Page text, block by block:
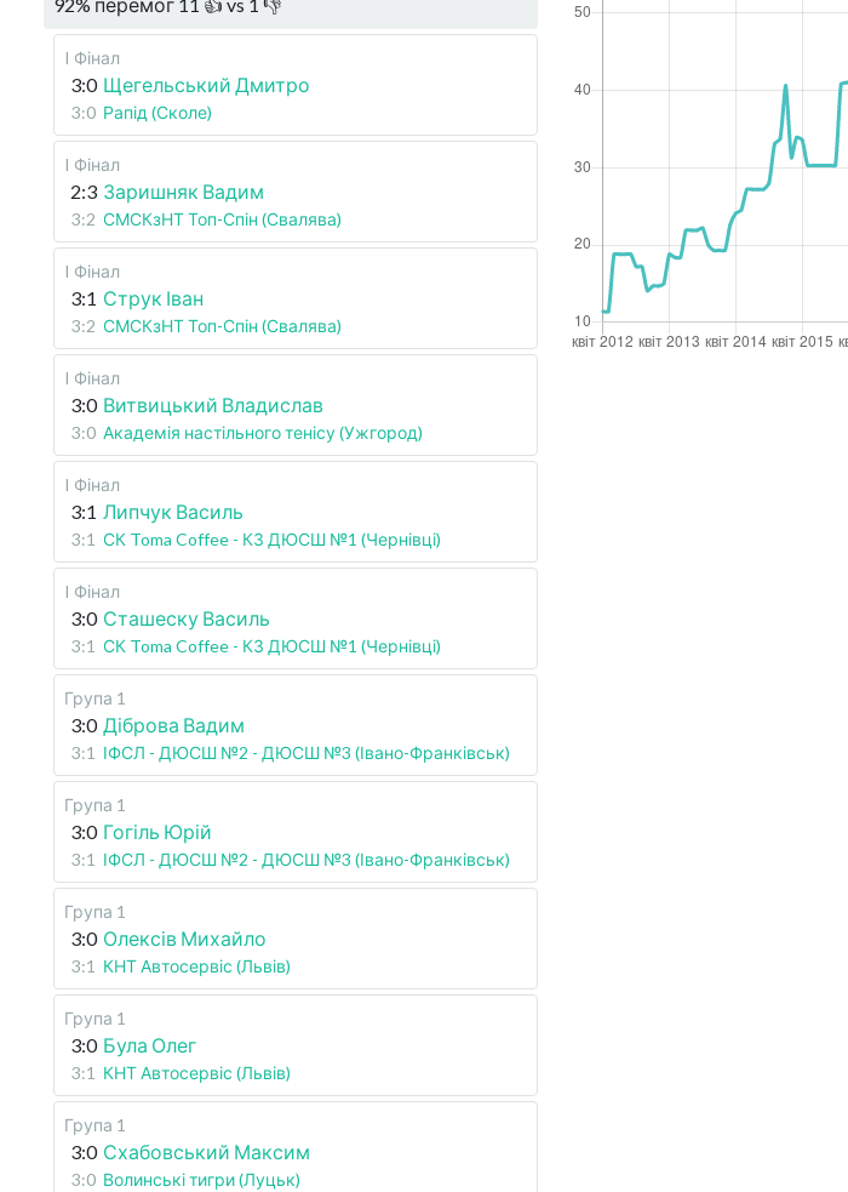
92% перемог 11 👍 vs 1 👎
I Фінал
3:0 Щегельський Дмитро
3:0 Рапід (Сколе)
I Фінал
2:3 Заришняк Вадим
3:2 СМСКзНТ Топ-Спін (Свалява)
I Фінал
3:1 Струк Іван
3:2 СМСКзНТ Топ-Спін (Свалява)
I Фінал
3:0 Витвицький Владислав
3:0 Академія настільного тенісу (Ужгород)
I Фінал
3:1 Липчук Василь
3:1 СК Toma Coffee - КЗ ДЮСШ №1 (Чернівці)
I Фінал
3:0 Сташеску Василь
3:1 СК Toma Coffee - КЗ ДЮСШ №1 (Чернівці)
Група 1
3:0 Діброва Вадим
3:1 ІФСЛ - ДЮСШ №2 - ДЮСШ №3 (Івано-Франківськ)
Група 1
3:0 Гогіль Юрій
3:1 ІФСЛ - ДЮСШ №2 - ДЮСШ №3 (Івано-Франківськ)
Група 1
3:0 Олексів Михайло
3:1 КНТ Автосервіс (Львів)
Група 1
3:0 Була Олег
3:1 КНТ Автосервіс (Львів)
Група 1
3:0 Схабовський Максим
3:0 Волинські тигри (Луцьк)